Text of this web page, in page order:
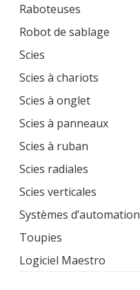
Raboteuses
Robot de sablage
Scies
Scies à chariots
Scies à onglet
Scies à panneaux
Scies à ruban
Scies radiales
Scies verticales
Systèmes d’automation
Toupies
Logiciel Maestro